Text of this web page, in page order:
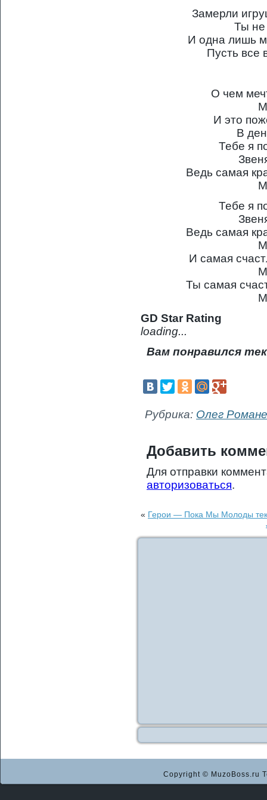
Замерли
Ты
И одна лишь
Пусть все
О чем
И это
В
Тебе я
Ведь самая
Тебе я
Ведь самая
И самая
Ты самая
GD Star Rating
loading...
Вам понравился
Рубрика: Олег
Добавить
Для отправки
авторизоваться.
« Герои — Пока Мы Молоды
Copyright © MuzoBoss.ru